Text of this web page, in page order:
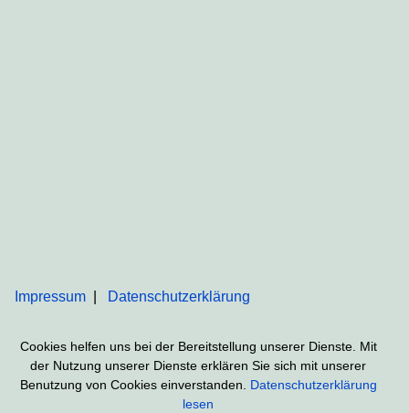
Impressum Datenschutzerklärung
Cookies helfen uns bei der Bereitstellung unserer Dienste. Mit
der Nutzung unserer Dienste erklären Sie sich mit unserer
Benutzung von Cookies einverstanden. Datenschutzerklärung
lesen